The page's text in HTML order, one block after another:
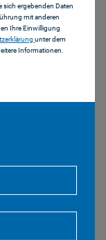
ergebenden Daten
mit anderen
Ihre Einwilligung
unter dem
Informationen.